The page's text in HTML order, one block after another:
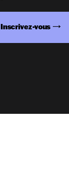
Inscrivez-vous